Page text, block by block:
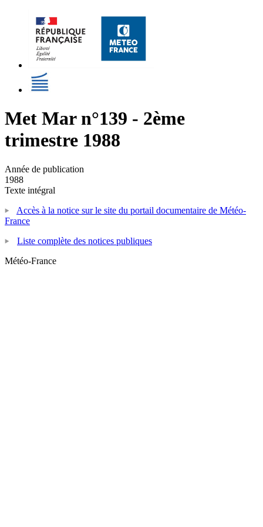
Met Mar n°139 - 2ème
trimestre 1988
Année de publication
1988
Texte intégral
Accès à la notice sur le site du portail documentaire de Météo-
France
Liste complète des notices publiques
Météo-France